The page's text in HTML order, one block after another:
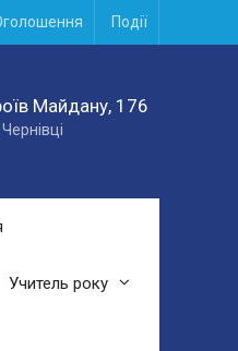
Події
Майдану, 176
Учитель року